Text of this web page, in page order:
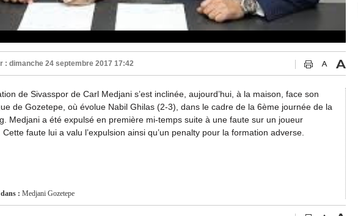
: dimanche 24 septembre 2017 17:42
de Sivasspor de Carl Medjani s’est inclinée, aujourd’hui, à la maison, face son
de Gozetepe, où évolue Nabil Ghilas (2-3), dans le cadre de la 6ème journée de la
Medjani a été expulsé en première mi-temps suite à une faute sur un joueur
Cette faute lui a valu l’expulsion ainsi qu’un penalty pour la formation adverse.
: Medjani Gozetepe